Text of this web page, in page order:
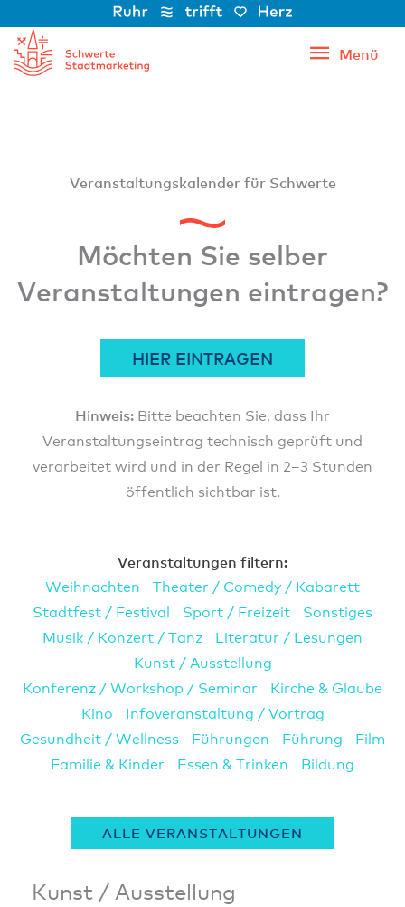
Inhalt
springen
Menü
Menü
Veranstaltungs­kalender für Schwerte
Möchten Sie selber
Veranstaltungen eintragen?
HIER EINTRAGEN
Hinweis: Bitte beachten Sie, dass Ihr
Veranstaltungseintrag technisch geprüft und
verarbeitet wird und in der Regel in 2–3 Stunden
öffentlich sichtbar ist.
Veranstaltungen filtern:
Weihnachten
Theater / Comedy / Kabarett
Stadtfest / Festival
Sport / Freizeit
Sonstiges
Musik / Konzert / Tanz
Literatur / Lesungen
Kunst / Ausstellung
Konferenz / Workshop / Seminar
Kirche & Glaube
Kino
Infoveranstaltung / Vortrag
Gesundheit / Wellness
Führungen Führung
Film
Familie & Kinder
Essen & Trinken Bildung
ALLE VERANSTALTUNGEN
Kunst / Ausstellung
Veranstaltungen